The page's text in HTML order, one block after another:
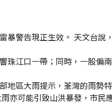
暴警告現正生效。 天文台說
珠江口一帶；同時，一股偏
地區大雨提示，荃灣的雨勢
亦可能引致山洪暴發，市民